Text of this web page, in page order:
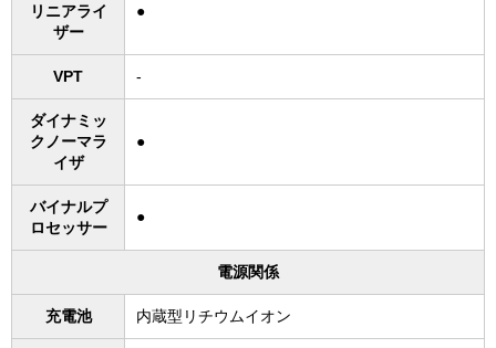
リニアライ
ザー
●
VPT -
ダイナミッ
クノーマラ
イザ
●
バイナルプ
ロセッサー
●
電源関係
充電池 内蔵型リチウムイオン